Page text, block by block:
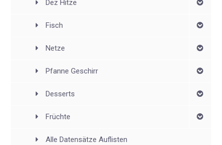
Dez Hitze
Fisch
Netze
Pfanne Geschirr
Desserts
Früchte
Alle Datensätze Auflisten